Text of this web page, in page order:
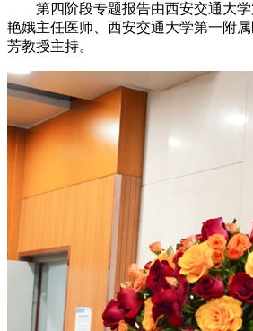
第四阶段专题报告由西安交通大学
艳娥主任医师、西安交通大学第一附
芳教授主持。